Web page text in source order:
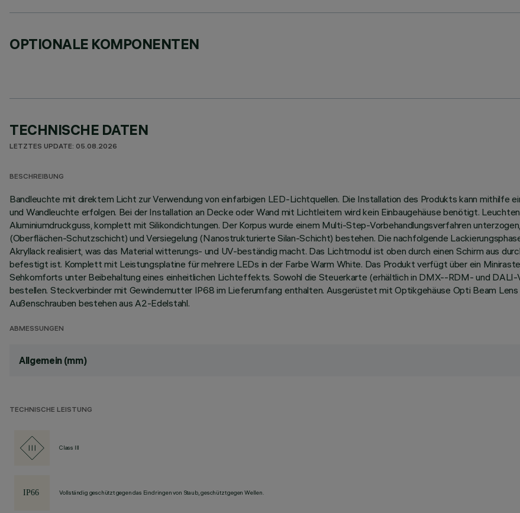
OPTIONALE KOMPONENTEN
TECHNISCHE DATEN
LETZTES UPDATE: 05.08.2026
BESCHREIBUNG
Bandleuchte mit direktem Licht zur Verwendung von einfarbigen LED-Lichtquellen. Die Installation des Produkts kann mithilfe
und Wandleuchte erfolgen. Bei der Installation an Decke oder Wand mit Lichtleitern wird kein Einbaugehäuse benötigt.
Aluminiumdruckguss, komplett mit Silikondichtungen. Der Korpus wurde einem Multi-Step-Vorbehandlungsverfahren
(Oberflächen-Schutzschicht) und Versiegelung (Nanostrukturierte Silan-Schicht) bestehen. Die nachfolgende
Akryllack realisiert, was das Material witterungs- und UV-beständig macht. Das Lichtmodul ist oben durch einen Schirm aus
befestigt ist. Komplett mit Leistungsplatine für mehrere LEDs in der Farbe Warm White. Das Produkt verfügt über ein
Sehkomforts unter Beibehaltung eines einheitlichen Lichteffekts. Sowohl die Steuerkarte (erhältlich in DMX--RDM- und DALI-
bestellen. Steckverbinder mit Gewindemutter IP68 im Lieferumfang enthalten. Ausgerüstet mit Optikgehäuse Opti Beam
Außenschrauben bestehen aus A2-Edelstahl.
ABMESSUNGEN
Allgemein (mm)
TECHNISCHE LEISTUNG
Class III
Vollständig geschützt gegen das Eindringen von Staub, geschützt gegen Wellen.